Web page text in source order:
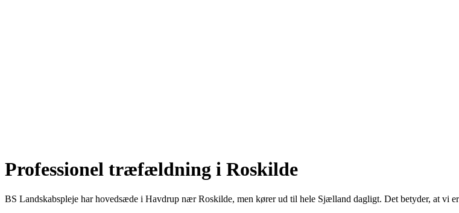
Professionel træfældning i Roskilde
BS Landskabspleje har hovedsæde i Havdrup nær Roskilde, men kører ud til hele Sjælland dagligt. Det betyder, at vi